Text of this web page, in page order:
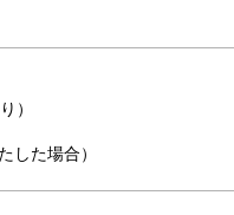
）
した場合）